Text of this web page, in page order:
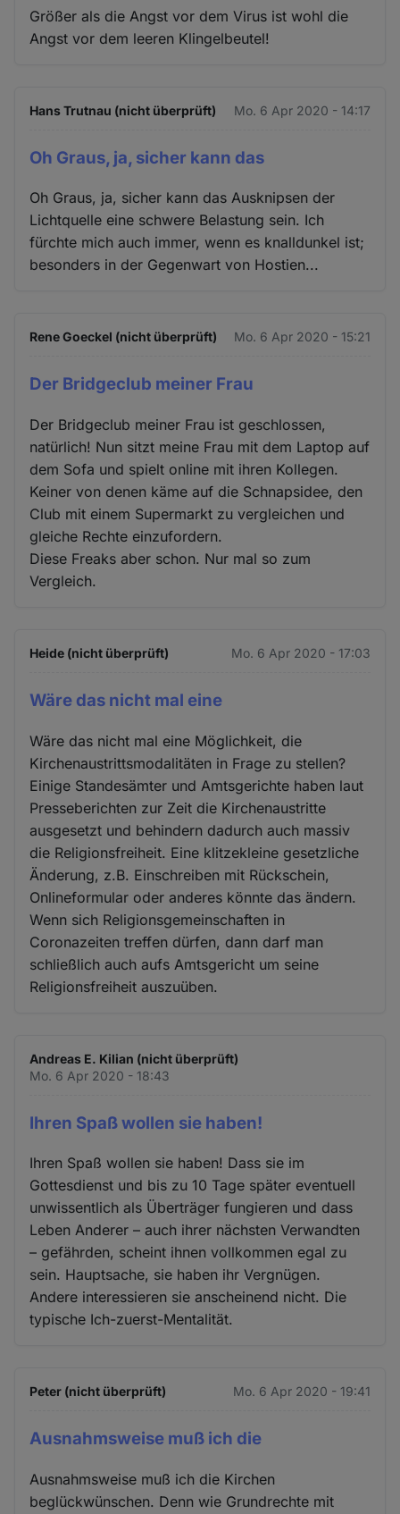
Größer als die Angst vor dem Virus ist wohl die
Angst vor dem leeren Klingelbeutel!
Hans Trutnau (nicht überprüft) Mo. 6 Apr 2020 - 14:17
Oh Graus, ja, sicher kann das
Oh Graus, ja, sicher kann das Ausknipsen der
Lichtquelle eine schwere Belastung sein. Ich
fürchte mich auch immer, wenn es knalldunkel ist;
besonders in der Gegenwart von Hostien...
Rene Goeckel (nicht überprüft) Mo. 6 Apr 2020 - 15:21
Der Bridgeclub meiner Frau
Der Bridgeclub meiner Frau ist geschlossen,
natürlich! Nun sitzt meine Frau mit dem Laptop auf
dem Sofa und spielt online mit ihren Kollegen.
Keiner von denen käme auf die Schnapsidee, den
Club mit einem Supermarkt zu vergleichen und
gleiche Rechte einzufordern.
Diese Freaks aber schon. Nur mal so zum
Vergleich.
Heide (nicht überprüft) Mo. 6 Apr 2020 - 17:03
Wäre das nicht mal eine
Wäre das nicht mal eine Möglichkeit, die
Kirchenaustrittsmodalitäten in Frage zu stellen?
Einige Standesämter und Amtsgerichte haben laut
Presseberichten zur Zeit die Kirchenaustritte
ausgesetzt und behindern dadurch auch massiv
die Religionsfreiheit. Eine klitzekleine gesetzliche
Änderung, z.B. Einschreiben mit Rückschein,
Onlineformular oder anderes könnte das ändern.
Wenn sich Religionsgemeinschaften in
Coronazeiten treffen dürfen, dann darf man
schließlich auch aufs Amtsgericht um seine
Religionsfreiheit auszuüben.
Andreas E. Kilian (nicht überprüft)
Mo. 6 Apr 2020 - 18:43
Ihren Spaß wollen sie haben!
Ihren Spaß wollen sie haben! Dass sie im
Gottesdienst und bis zu 10 Tage später eventuell
unwissentlich als Überträger fungieren und dass
Leben Anderer – auch ihrer nächsten Verwandten
– gefährden, scheint ihnen vollkommen egal zu
sein. Hauptsache, sie haben ihr Vergnügen.
Andere interessieren sie anscheinend nicht. Die
typische Ich-zuerst-Mentalität.
Peter (nicht überprüft) Mo. 6 Apr 2020 - 19:41
Ausnahmsweise muß ich die
Ausnahmsweise muß ich die Kirchen
beglückwünschen. Denn wie Grundrechte mit